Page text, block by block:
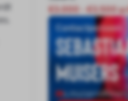
€3.000 - €3.500
Contactpersoon
Muisers